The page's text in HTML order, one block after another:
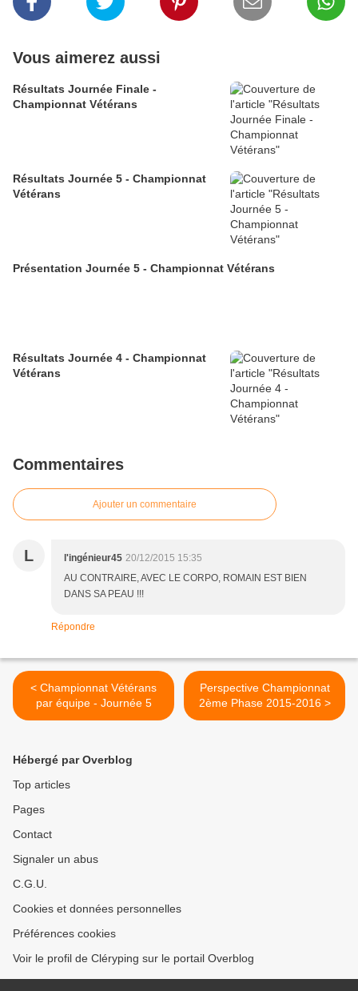
Vous aimerez aussi
Résultats Journée Finale -
Championnat Vétérans
Résultats Journée 5 - Championnat
Vétérans
Présentation Journée 5 - Championnat Vétérans
Résultats Journée 4 - Championnat
Vétérans
Commentaires
Ajouter un commentaire
L l'ingénieur45 20/12/2015 15:35
AU CONTRAIRE, AVEC LE CORPO, ROMAIN EST BIEN
DANS SA PEAU !!!
Répondre
< Championnat Vétérans
par équipe - Journée 5
Perspective Championnat
2ème Phase 2015-2016 >
Hébergé par Overblog
Top articles
Pages
Contact
Signaler un abus
C.G.U.
Cookies et données personnelles
Préférences cookies
Voir le profil de Cléryping sur le portail Overblog